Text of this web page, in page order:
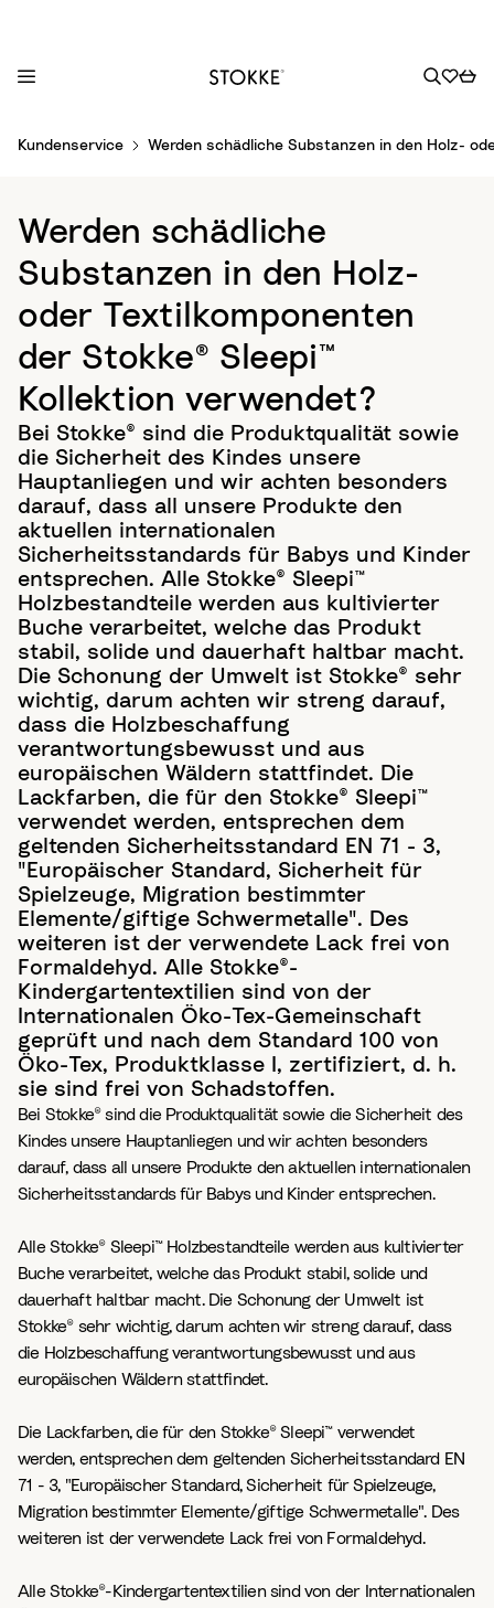
Kundenservice Werden schädliche Substanzen in den Holz-
Werden schädliche
Substanzen in den Holz-
oder Textilkomponenten
der Stokke® Sleepi™
Kollektion verwendet?
Bei Stokke® sind die Produktqualität sowie
die Sicherheit des Kindes unsere
Hauptanliegen und wir achten besonders
darauf, dass all unsere Produkte den
aktuellen internationalen
Sicherheitsstandards für Babys und Kinder
entsprechen. Alle Stokke® Sleepi™
Holzbestandteile werden aus kultivierter
Buche verarbeitet, welche das Produkt
stabil, solide und dauerhaft haltbar macht.
Die Schonung der Umwelt ist Stokke® sehr
wichtig, darum achten wir streng darauf,
dass die Holzbeschaffung
verantwortungsbewusst und aus
europäischen Wäldern stattfindet. Die
Lackfarben, die für den Stokke® Sleepi™
verwendet werden, entsprechen dem
geltenden Sicherheitsstandard EN 71 - 3,
"Europäischer Standard, Sicherheit für
Spielzeuge, Migration bestimmter
Elemente/giftige Schwermetalle". Des
weiteren ist der verwendete Lack frei von
Formaldehyd. Alle Stokke®-
Kindergartentextilien sind von der
Internationalen Öko-Tex-Gemeinschaft
geprüft und nach dem Standard 100 von
Öko-Tex, Produktklasse I, zertifiziert, d. h.
sie sind frei von Schadstoffen.
Bei Stokke® sind die Produktqualität sowie die Sicherheit des
Kindes unsere Hauptanliegen und wir achten besonders
darauf, dass all unsere Produkte den aktuellen internationalen
Sicherheitsstandards für Babys und Kinder entsprechen.
Alle Stokke® Sleepi™ Holzbestandteile werden aus kultivierter
Buche verarbeitet, welche das Produkt stabil, solide und
dauerhaft haltbar macht. Die Schonung der Umwelt ist
Stokke® sehr wichtig, darum achten wir streng darauf, dass
die Holzbeschaffung verantwortungsbewusst und aus
europäischen Wäldern stattfindet.
Die Lackfarben, die für den Stokke® Sleepi™ verwendet
werden, entsprechen dem geltenden Sicherheitsstandard EN
71 - 3, "Europäischer Standard, Sicherheit für Spielzeuge,
Migration bestimmter Elemente/giftige Schwermetalle". Des
weiteren ist der verwendete Lack frei von Formaldehyd.
Alle Stokke®-Kindergartentextilien sind von der Internationalen